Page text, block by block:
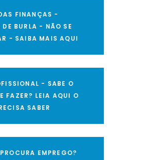
FINANÇAS -
BURLA - NÃO SE
- SAIBA MAIS AQUI
- SABE O
FAZER? LEIA AQUI O
SABER
EMPREGO?